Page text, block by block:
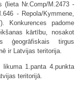
(lieta Nr.Comp/M.2473 -
- Repola/Kymmene,
Konkurences padome
kārtību, nosakot
ģeogrāfiskais tirgus
ir Latvijas teritorija.
likuma 1.panta 4.punkta
teritorijā.